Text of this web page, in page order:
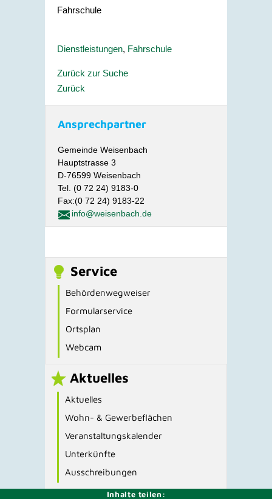
Fahrschule
Dienstleistungen, Fahrschule
Zurück zur Suche
Zurück
Ansprechpartner
Gemeinde Weisenbach
Hauptstrasse 3
D-76599 Weisenbach
Tel. (0 72 24) 9183-0
Fax:(0 72 24) 9183-22
info@weisenbach.de
Service
Behördenwegweiser
Formularservice
Ortsplan
Webcam
Aktuelles
Aktuelles
Wohn- & Gewerbeflächen
Veranstaltungskalender
Unterkünfte
Ausschreibungen
Inhalte teilen: